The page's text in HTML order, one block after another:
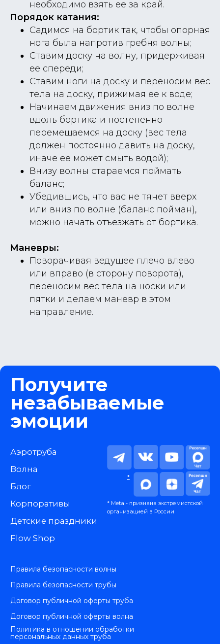
необходимо взять ее за край.
Порядок катания:
Садимся на бортик так, чтобы опорная
нога была напротив гребня волны;
Ставим доску на волну, придерживая
ее спереди;
Ставим ноги на доску и переносим вес
тела на доску, прижимая ее к воде;
Начинаем движения вниз по волне
вдоль бортика и постепенно
перемещаемся на доску (вес тела
должен постоянно давить на доску,
иначе ее может смыть водой);
Внизу волны стараемся поймать
баланс;
Убедившись, что вас не тянет вверх
или вниз по волне (баланс пойман),
можно начать отъезжать от бортика.
Маневры:
Поворачивая ведущее плечо влево
или вправо (в сторону поворота),
переносим вес тела на носки или
пятки и делаем маневр в этом
направление.